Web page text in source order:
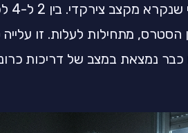
הסטרס, מתחילות לעלות. זו
נמצאת במצב של דריכות